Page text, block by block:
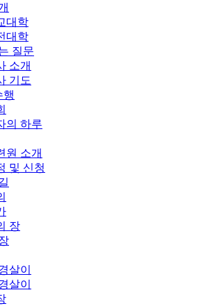
대학
대학
질문
소개
기도
행
의 하루
원 소개
및 신청
장
살이
살이